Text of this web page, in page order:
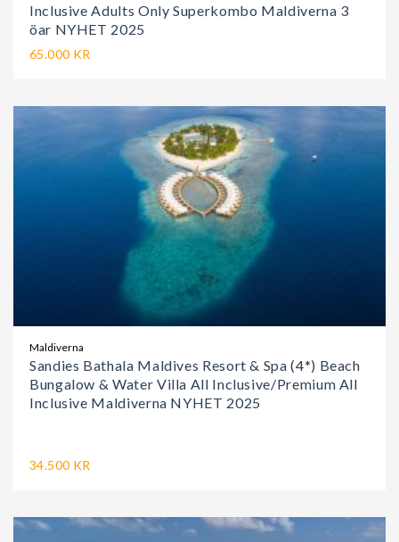
Inclusive Adults Only Superkombo Maldiverna 3
öar NYHET 2025
65.000 KR
Maldiverna
Sandies Bathala Maldives Resort & Spa (4*) Beach
Bungalow & Water Villa All Inclusive/Premium All
Inclusive Maldiverna NYHET 2025
34.500 KR